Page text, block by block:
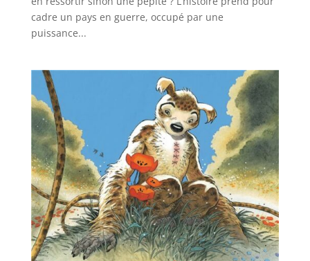
cadre un pays en guerre, occupé par une
puissance...